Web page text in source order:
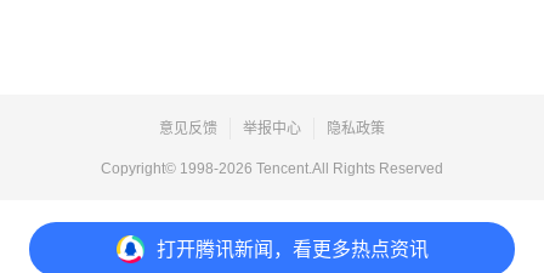
打开腾讯新闻，看更多热点资讯
意见反馈 举报中心 隐私政策
Copyright© 1998-2026 Tencent.All Rights Reserved